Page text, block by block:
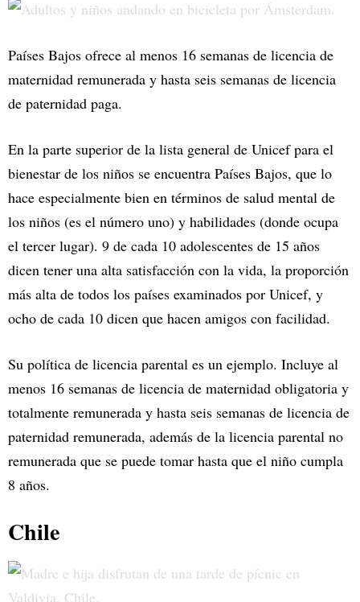
Países Bajos ofrece al menos 16 semanas de licencia de
maternidad remunerada y hasta seis semanas de licencia
de paternidad paga.
En la parte superior de la lista general de Unicef para el
bienestar de los niños se encuentra Países Bajos, que lo
hace especialmente bien en términos de salud mental de
los niños (es el número uno) y habilidades (donde ocupa
el tercer lugar). 9 de cada 10 adolescentes de 15 años
dicen tener una alta satisfacción con la vida, la proporción
más alta de todos los países examinados por Unicef, y
ocho de cada 10 dicen que hacen amigos con facilidad.
Su política de licencia parental es un ejemplo. Incluye al
menos 16 semanas de licencia de maternidad obligatoria y
totalmente remunerada y hasta seis semanas de licencia de
paternidad remunerada, además de la licencia parental no
remunerada que se puede tomar hasta que el niño cumpla
8 años.
Chile